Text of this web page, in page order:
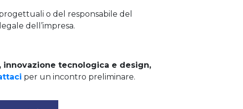
o del responsabile del
dell’impresa.
tecnologica e design,
per un incontro preliminare.